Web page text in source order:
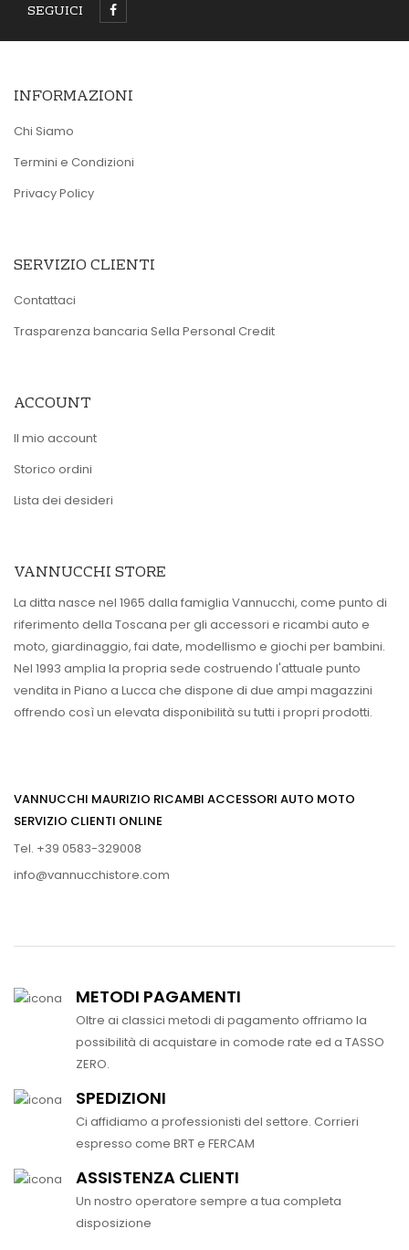
SEGUICI
INFORMAZIONI
Chi Siamo
Termini e Condizioni
Privacy Policy
SERVIZIO CLIENTI
Contattaci
Trasparenza bancaria Sella Personal Credit
ACCOUNT
Il mio account
Storico ordini
Lista dei desideri
VANNUCCHI STORE
La ditta nasce nel 1965 dalla famiglia Vannucchi, come punto di
riferimento della Toscana per gli accessori e ricambi auto e
moto, giardinaggio, fai date, modellismo e giochi per bambini.
Nel 1993 amplia la propria sede costruendo l'attuale punto
vendita in Piano a Lucca che dispone di due ampi magazzini
offrendo così un elevata disponibilità su tutti i propri prodotti.
VANNUCCHI MAURIZIO RICAMBI ACCESSORI AUTO MOTO
SERVIZIO CLIENTI ONLINE
Tel. +39 0583-329008
info@vannucchistore.com
METODI PAGAMENTI
Oltre ai classici metodi di pagamento offriamo la
possibilità di acquistare in comode rate ed a TASSO
ZERO.
SPEDIZIONI
Ci affidiamo a professionisti del settore. Corrieri
espresso come BRT e FERCAM
ASSISTENZA CLIENTI
Un nostro operatore sempre a tua completa
disposizione